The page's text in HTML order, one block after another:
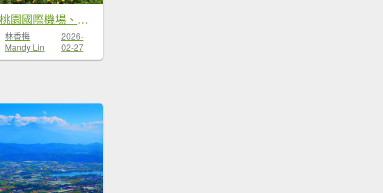
臺灣桃園國際機場、捷運大湖公園站→大溝溪生態治水園區→圓覺寺步道口→新福本坑→碧湖步道
林香梅
Mandy Lin
2026-
02-27